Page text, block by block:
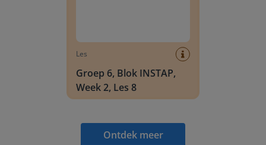
Les
Groep 6, Blok INSTAP,
Week 2, Les 8
Ontdek meer